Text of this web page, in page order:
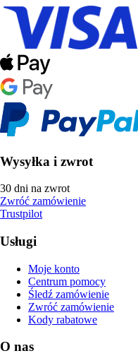
Wysyłka i zwrot
30 dni na zwrot
Zwróć zamówienie
Trustpilot
Usługi
Moje konto
Centrum pomocy
Śledź zamówienie
Zwróć zamówienie
Kody rabatowe
O nas